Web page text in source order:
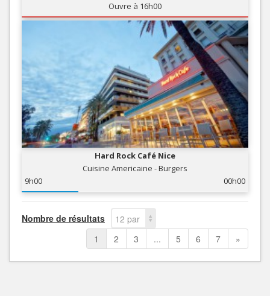
Ouvre à 16h00
Hard Rock Café Nice
Cuisine Americaine - Burgers
9h00
00h00
Nombre de résultats
12 par
page
1 2 3 ... 5 6 7 »